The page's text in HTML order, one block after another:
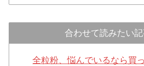
合わせて読みたい
全粒粉、悩んでいるなら買